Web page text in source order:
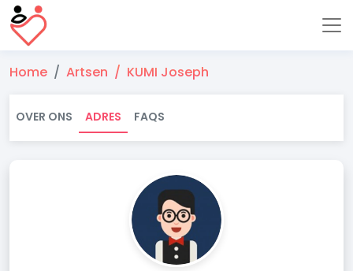
Home Artsen KUMI Joseph
OVER ONS ADRES FAQS